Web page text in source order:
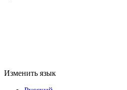
Изменить язык